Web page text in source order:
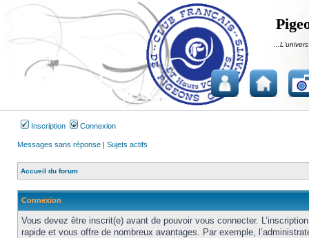
Inscription Connexion
Messages sans réponse | Sujets actifs
Accueil du forum
Connexion
Vous devez être inscrit(e) avant de pouvoir vous connecter.
rapide et vous offre de nombreux avantages. Par exemple,